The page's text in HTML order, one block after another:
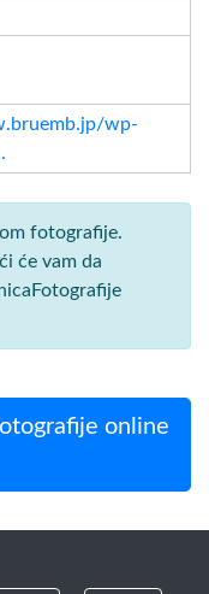
wp-
fotografije.
će vam da
online